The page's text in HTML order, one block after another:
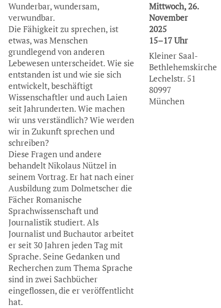
Wunderbar, wundersam,
verwundbar.
Die Fähigkeit zu sprechen, ist
etwas, was Menschen
grundlegend von anderen
Lebewesen unterscheidet. Wie sie
entstanden ist und wie sie sich
entwickelt, beschäftigt
Wissenschaftler und auch Laien
seit Jahrunderten. Wie machen
wir uns verständlich? Wie werden
wir in Zukunft sprechen und
schreiben?
Diese Fragen und andere
behandelt Nikolaus Nützel in
seinem Vortrag. Er hat nach einer
Ausbildung zum Dolmetscher die
Fächer Romanische
Sprachwissenschaft und
Journalistik studiert. Als
Journalist und Buchautor arbeitet
er seit 30 Jahren jeden Tag mit
Sprache. Seine Gedanken und
Recherchen zum Thema Sprache
sind in zwei Sachbücher
eingeflossen, die er veröffentlicht
hat.
Mittwoch, 26.
November
2025
15–17 Uhr
Kleiner Saal-
Bethlehemskirche
Lechelstr. 51
80997
München